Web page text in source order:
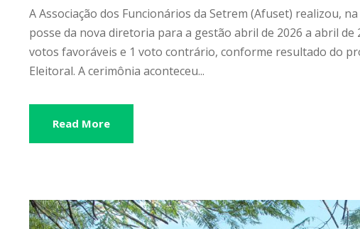
A Associação dos Funcionários da Setrem (Afuset) realizou,
posse da nova diretoria para a gestão abril de 2026 a abril de
votos favoráveis e 1 voto contrário, conforme resultado do
Eleitoral. A cerimônia aconteceu...
Read More